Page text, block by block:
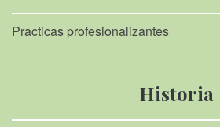
Practicas profesionalizantes
Historia